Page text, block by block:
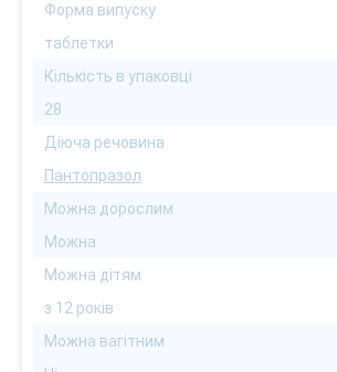
Форма випуску
таблетки
Кількість в упаковці
28
Діюча речовина
Пантопразол
Можна дорослим
Можна
Можна дітям
з 12 років
Можна вагітним